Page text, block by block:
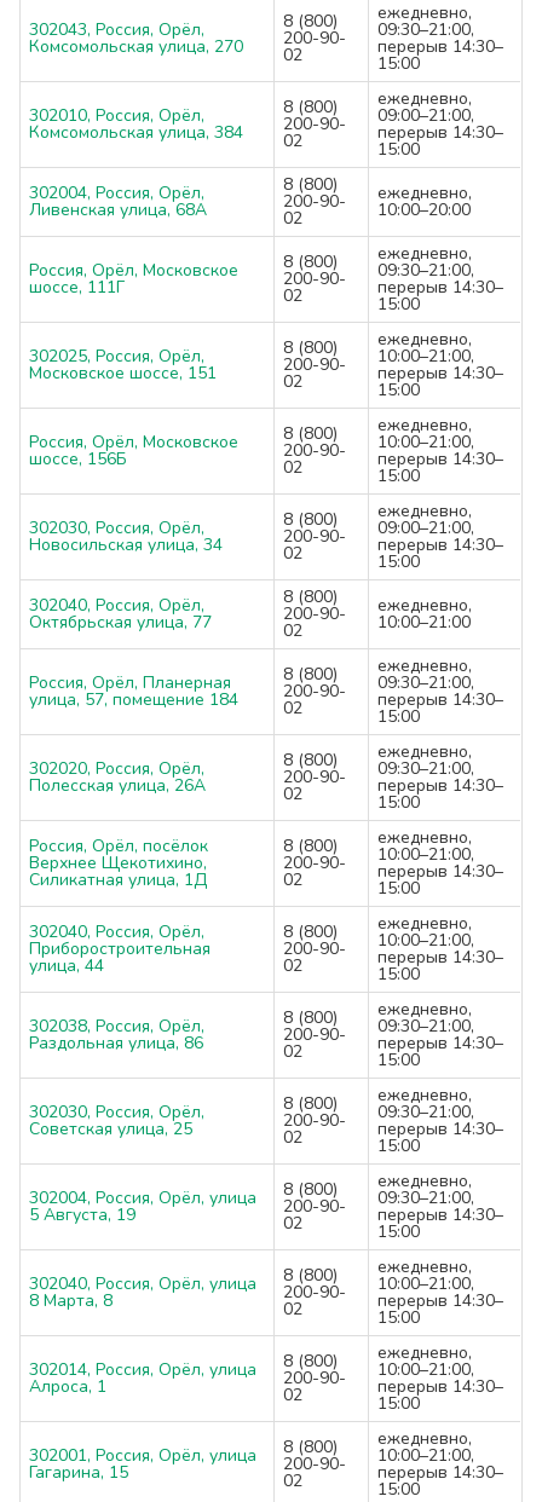
302043, Россия, Орёл,
Комсомольская улица, 270
8 (800)
200-90-
02
ежедневно,
09:30–21:00,
перерыв 14:30–
15:00
302010, Россия, Орёл,
Комсомольская улица, 384
8 (800)
200-90-
02
ежедневно,
09:00–21:00,
перерыв 14:30–
15:00
302004, Россия, Орёл,
Ливенская улица, 68А
8 (800)
200-90-
02
ежедневно,
10:00–20:00
Россия, Орёл, Московское
шоссе, 111Г
8 (800)
200-90-
02
ежедневно,
09:30–21:00,
перерыв 14:30–
15:00
302025, Россия, Орёл,
Московское шоссе, 151
8 (800)
200-90-
02
ежедневно,
10:00–21:00,
перерыв 14:30–
15:00
Россия, Орёл, Московское
шоссе, 156Б
8 (800)
200-90-
02
ежедневно,
10:00–21:00,
перерыв 14:30–
15:00
302030, Россия, Орёл,
Новосильская улица, 34
8 (800)
200-90-
02
ежедневно,
09:00–21:00,
перерыв 14:30–
15:00
302040, Россия, Орёл,
Октябрьская улица, 77
8 (800)
200-90-
02
ежедневно,
10:00–21:00
Россия, Орёл, Планерная
улица, 57, помещение 184
8 (800)
200-90-
02
ежедневно,
09:30–21:00,
перерыв 14:30–
15:00
302020, Россия, Орёл,
Полесская улица, 26А
8 (800)
200-90-
02
ежедневно,
09:30–21:00,
перерыв 14:30–
15:00
Россия, Орёл, посёлок
Верхнее Щекотихино,
Силикатная улица, 1Д
8 (800)
200-90-
02
ежедневно,
10:00–21:00,
перерыв 14:30–
15:00
302040, Россия, Орёл,
Приборостроительная
улица, 44
8 (800)
200-90-
02
ежедневно,
10:00–21:00,
перерыв 14:30–
15:00
302038, Россия, Орёл,
Раздольная улица, 86
8 (800)
200-90-
02
ежедневно,
09:30–21:00,
перерыв 14:30–
15:00
302030, Россия, Орёл,
Советская улица, 25
8 (800)
200-90-
02
ежедневно,
09:30–21:00,
перерыв 14:30–
15:00
302004, Россия, Орёл, улица
5 Августа, 19
8 (800)
200-90-
02
ежедневно,
09:30–21:00,
перерыв 14:30–
15:00
302040, Россия, Орёл, улица
8 Марта, 8
8 (800)
200-90-
02
ежедневно,
10:00–21:00,
перерыв 14:30–
15:00
302014, Россия, Орёл, улица
Алроса, 1
8 (800)
200-90-
02
ежедневно,
10:00–21:00,
перерыв 14:30–
15:00
302001, Россия, Орёл, улица
Гагарина, 15
8 (800)
200-90-
02
ежедневно,
10:00–21:00,
перерыв 14:30–
15:00